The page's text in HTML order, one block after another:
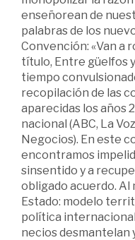
enseñorean de
palabras de los
Convención: «Van a
título, Entre güelfos
tiempo
recopilación de las
aparecidas los años
nacional (ABC, La
Negocios). En este
encontramos
sinsentido y a
obligado acuerdo. Al
Estado: modelo
política
necios desmantelan